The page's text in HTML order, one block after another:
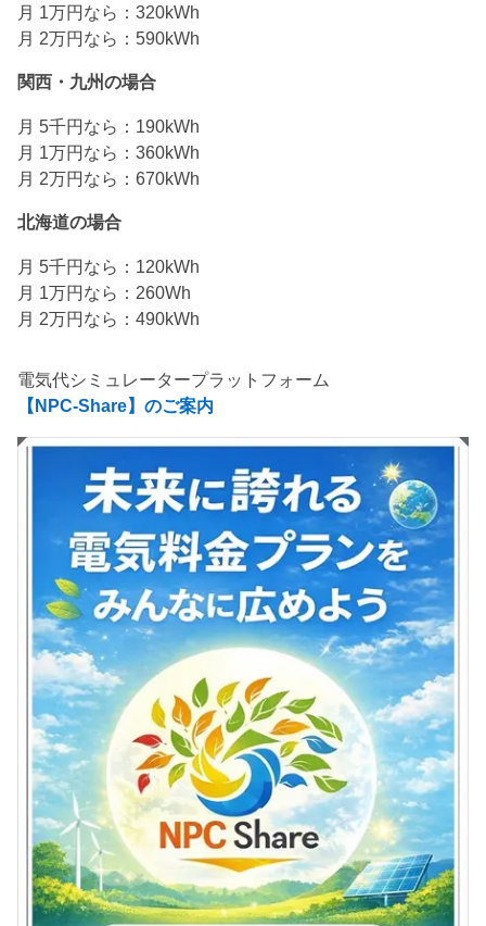
月 1万円なら：320kWh
月 2万円なら：590kWh
関西・九州の場合
月 5千円なら：190kWh
月 1万円なら：360kWh
月 2万円なら：670kWh
北海道の場合
月 5千円なら：120kWh
月 1万円なら：260Wh
月 2万円なら：490kWh
電気代シミュレータープラットフォーム
【NPC-Share】のご案内